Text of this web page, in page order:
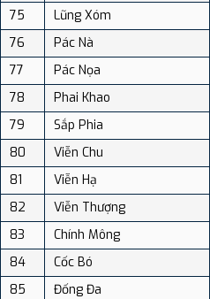
75
Lũng Xóm
76
Pác Nà
77
Pác Nọa
78
Phai Khao
79
Sắp Phia
80
Viễn Chu
81
Viễn Hạ
82
Viễn Thượng
83
Chính Mông
84
Cốc Bó
85
Đống Đa